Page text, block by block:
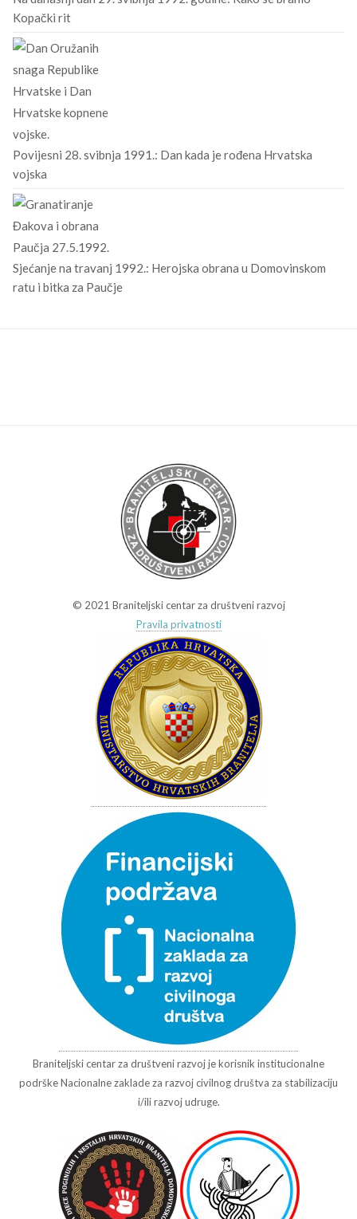
Kopački rit
Povijesni 28. svibnja 1991.: Dan kada je rođena Hrvatska
vojska
Sjećanje na travanj 1992.: Herojska obrana u Domovinskom
ratu i bitka za Paučje
© 2021 Braniteljski centar za društveni razvoj
Pravila privatnosti
Braniteljski centar za društveni razvoj je korisnik institucionalne
podrške Nacionalne zaklade za razvoj civilnog društva za stabilizaciju
i/ili razvoj udruge.